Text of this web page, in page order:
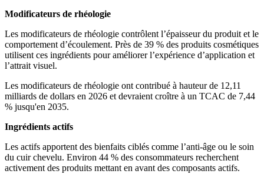
Modificateurs de rhéologie
Les modificateurs de rhéologie contrôlent l’épaisseur du produit et le
comportement d’écoulement. Près de 39 % des produits cosmétiques
utilisent ces ingrédients pour améliorer l’expérience d’application et
l’attrait visuel.
Les modificateurs de rhéologie ont contribué à hauteur de 12,11
milliards de dollars en 2026 et devraient croître à un TCAC de 7,44
% jusqu'en 2035.
Ingrédients actifs
Les actifs apportent des bienfaits ciblés comme l’anti-âge ou le soin
du cuir chevelu. Environ 44 % des consommateurs recherchent
activement des produits mettant en avant des composants actifs.